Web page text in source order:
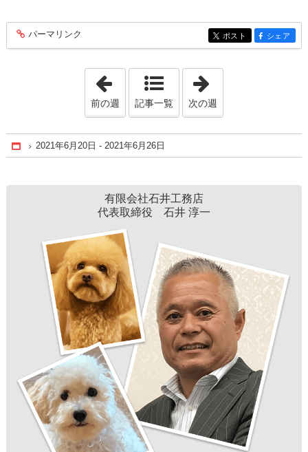
entry185
パーマリンク entry185
ポスト entry185
シェア
「2021年5月30日 - 2021年6月 5日」
前の週 記事一覧 次の週
Home
2021年6月20日 - 2021年6月26日
有限会社石井工務店
代表取締役 石井 淳一